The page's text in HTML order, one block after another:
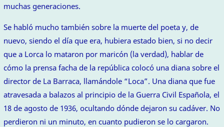
muchas generaciones.
Se habló mucho también sobre la muerte del poeta y, de
nuevo, siendo el día que era, hubiera estado bien, si no decir
que a Lorca lo mataron por maricón (la verdad), hablar de
cómo la prensa facha de la república colocó una diana sobre el
director de La Barraca, llamándole “Loca”. Una diana que fue
atravesada a balazos al principio de la Guerra Civil Española, el
18 de agosto de 1936, ocultando dónde dejaron su cadáver. No
perdieron ni un minuto, en cuanto pudieron se lo cargaron.